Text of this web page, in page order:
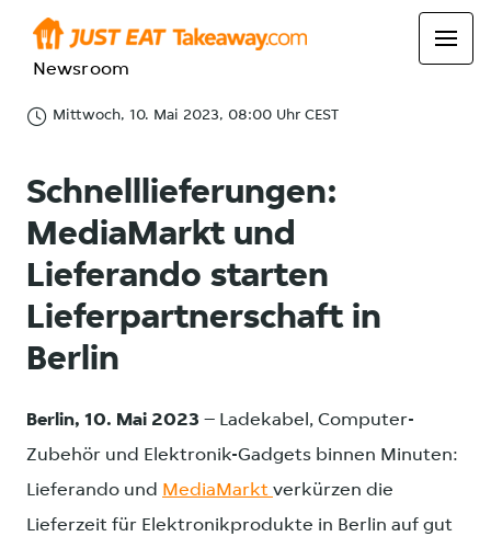
Newsroom
Mittwoch, 10. Mai 2023, 08:00 Uhr CEST
Schnelllieferungen:
MediaMarkt und
Lieferando starten
Lieferpartnerschaft in
Berlin
Berlin, 10. Mai 2023 – Ladekabel, Computer-
Zubehör und Elektronik-Gadgets binnen Minuten:
Lieferando und MediaMarkt verkürzen die
Lieferzeit für Elektronikprodukte in Berlin auf gut